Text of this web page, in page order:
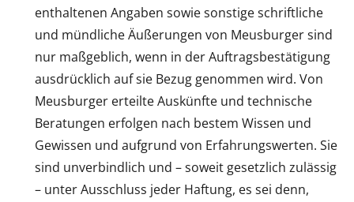
enthaltenen Angaben sowie sonstige schriftliche
und mündliche Äußerungen von Meusburger sind
nur maßgeblich, wenn in der Auftragsbestätigung
ausdrücklich auf sie Bezug genommen wird. Von
Meusburger erteilte Auskünfte und technische
Beratungen erfolgen nach bestem Wissen und
Gewissen und aufgrund von Erfahrungswerten. Sie
sind unverbindlich und – soweit gesetzlich zulässig
– unter Ausschluss jeder Haftung, es sei denn,